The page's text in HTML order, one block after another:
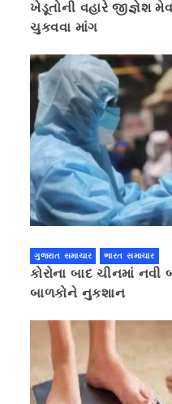
ખેડૂતોની વહારે જીજ્ઞેશ
ચુકવવા માંગ
ગુજરાત સમાચાર ભારત સમાચાર
કોરોના બાદ ચીનમાં નવી
બાળકોને નુકશાન